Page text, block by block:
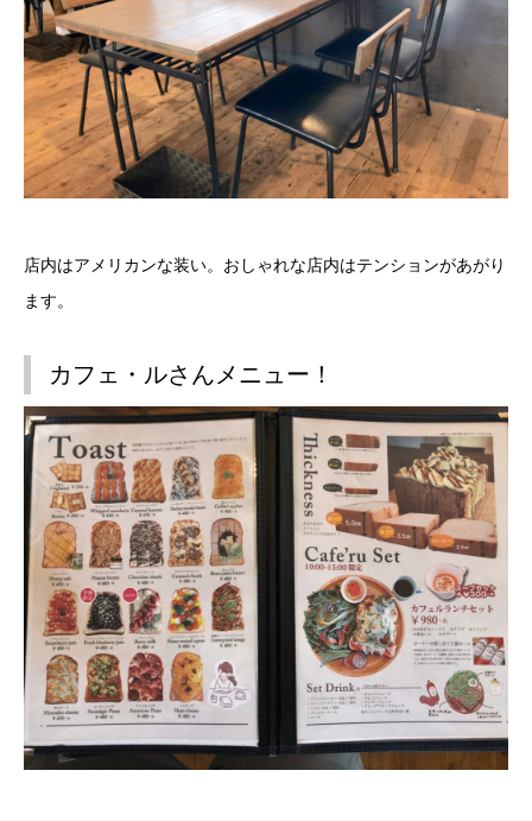
店内はアメリカンな装い。おしゃれな店内はテンションがあがり
ます。
カフェ・ルさんメニュー！